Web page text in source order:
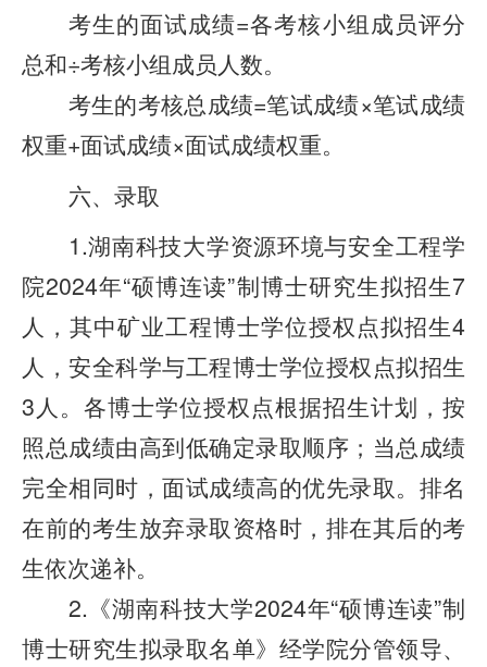
考生的面试成绩=各考核小组成员评分
总和÷考核小组成员人数。
考生的考核总成绩=笔试成绩×笔试成绩
权重+面试成绩×面试成绩权重。
六、录取
1.湖南科技大学资源环境与安全工程学
院2024年“硕博连读”制博士研究生拟招生7
人，其中矿业工程博士学位授权点拟招生4
人，安全科学与工程博士学位授权点拟招生
3人。各博士学位授权点根据招生计划，按
照总成绩由高到低确定录取顺序；当总成绩
完全相同时，面试成绩高的优先录取。排名
在前的考生放弃录取资格时，排在其后的考
生依次递补。
2.《湖南科技大学2024年“硕博连读”制
博士研究生拟录取名单》经学院分管领导、